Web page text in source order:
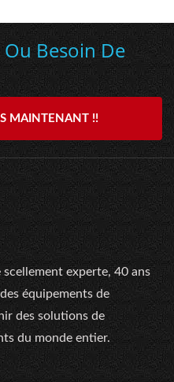
Besoin De
MAINTENANT !!
experte, 40 ans
équipements de
des solutions de
du monde entier.